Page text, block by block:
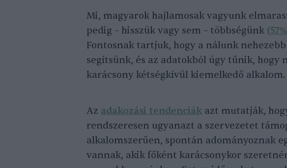
Mi, magyarok hajlamosak vagyunk
pedig – hisszük vagy sem – többségünk
Fontosnak tartjuk, hogy a nálunk
segítsünk, és az adatokból úgy tűnik, hogy
karácsony kétségkívül kiemelkedő alkalom.
Az adakozási tendenciák azt mutatják,
rendszeresen ugyanazt a szervezetet
alkalomszerűen, spontán adományoznak
vannak, akik főként karácsonykor